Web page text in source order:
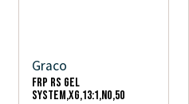
Graco
FRP RS GEL
SYSTEM,XG,13:1,NO,50